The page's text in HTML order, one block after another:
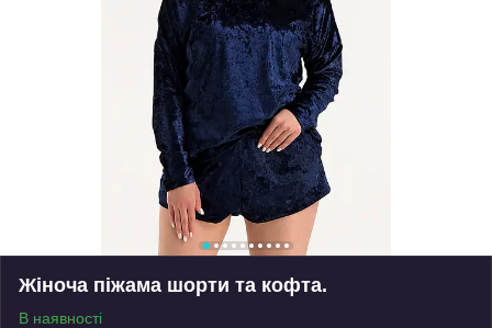
Жіноча піжама шорти та кофта.
В наявності